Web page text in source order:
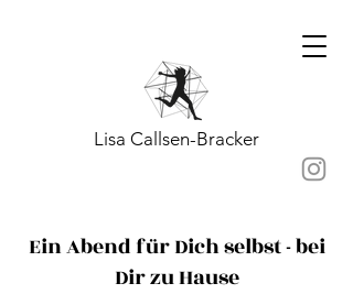
Lisa Callsen-Bracker
Ein Abend für Dich selbst - bei
Dir zu Hause